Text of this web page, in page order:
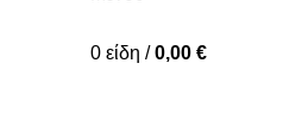
0 είδη / 0,00 €